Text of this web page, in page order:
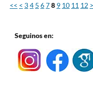
<< < 34 5 678 9 10 11 12 >
Seguinos en: